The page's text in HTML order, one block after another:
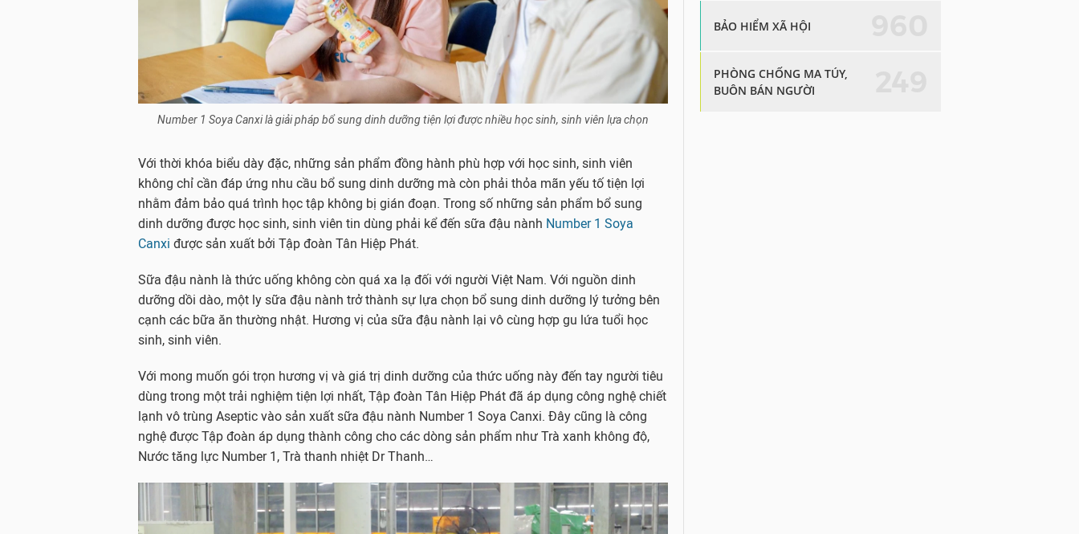
Number 1 Soya Canxi là giải pháp bổ sung dinh dưỡng tiện lợi được nhiều học sinh, sinh viên lựa chọn
Với thời khóa biểu dày đặc, những sản phẩm đồng hành phù hợp với học sinh, sinh viên
không chỉ cần đáp ứng nhu cầu bổ sung dinh dưỡng mà còn phải thỏa mãn yếu tố tiện lợi
nhằm đảm bảo quá trình học tập không bị gián đoạn. Trong số những sản phẩm bổ sung
dinh dưỡng được học sinh, sinh viên tin dùng phải kể đến sữa đậu nành Number 1 Soya
Canxi được sản xuất bởi Tập đoàn Tân Hiệp Phát.
Sữa đậu nành là thức uống không còn quá xa lạ đối với người Việt Nam. Với nguồn dinh
dưỡng dồi dào, một ly sữa đậu nành trở thành sự lựa chọn bổ sung dinh dưỡng lý tưởng bên
cạnh các bữa ăn thường nhật. Hương vị của sữa đậu nành lại vô cùng hợp gu lứa tuổi học
sinh, sinh viên.
Với mong muốn gói trọn hương vị và giá trị dinh dưỡng của thức uống này đến tay người tiêu
dùng trong một trải nghiệm tiện lợi nhất, Tập đoàn Tân Hiệp Phát đã áp dụng công nghệ chiết
lạnh vô trùng Aseptic vào sản xuất sữa đậu nành Number 1 Soya Canxi. Đây cũng là công
nghệ được Tập đoàn áp dụng thành công cho các dòng sản phẩm như Trà xanh không độ,
Nước tăng lực Number 1, Trà thanh nhiệt Dr Thanh…
BẢO HIỂM XÃ HỘI
PHÒNG CHỐNG MA TÚY,
BUÔN BÁN NGƯỜI